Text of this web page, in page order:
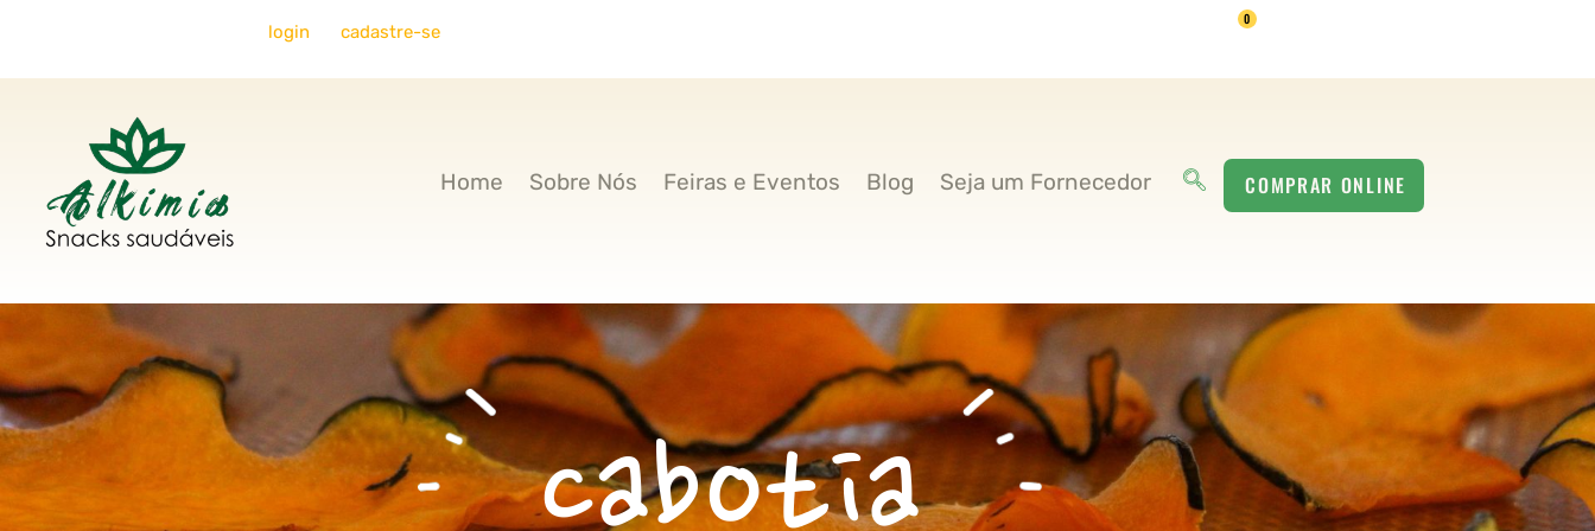
login cadastre-se
0
Home Sobre Nós Feiras e Eventos Blog Seja um Fornecedor COMPRAR ONLINE
cabotia